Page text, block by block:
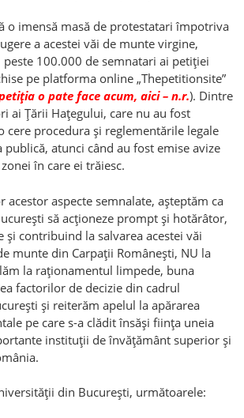
o imensă masă de protestatari împotriva
a acestei văi de munte virgine,
peste 100.000 de semnatari ai petiției
pe platforma online „Thepetitionsite”
o pate face acum, aici – n.r.). Dintre
ai Țării Hațegului, care nu au fost
cere procedura și reglementările legale
atunci când au fost emise avize
în care ei trăiesc.
acestor aspecte semnalate, așteptăm ca
să acționeze prompt și hotărâtor,
și contribuind la salvarea acestei văi
munte din Carpații Românești, NU la
la raționamentul limpede, buna
factorilor de decizie din cadrul
și reiterăm apelul la apărarea
pe care s-a clădit însăși ființa uneia
instituţii de învăţământ superior și
din București, următoarele: